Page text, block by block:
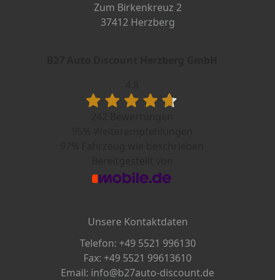
Zum Birkenkreuz 2
37412 Herzberg
Unsere Kontaktdaten
Telefon: +49 5521 996130
Fax: +49 5521 99613610
Email: info@b27auto-discount.de